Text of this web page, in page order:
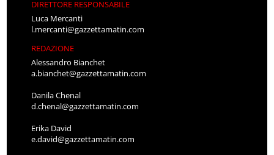
DIRETTORE RESPONSABILE
Luca Mercanti
l.mercanti@gazzettamatin.com
REDAZIONE
Alessandro Bianchet
a.bianchet@gazzettamatin.com
Danila Chenal
d.chenal@gazzettamatin.com
Erika David
e.david@gazzettamatin.com